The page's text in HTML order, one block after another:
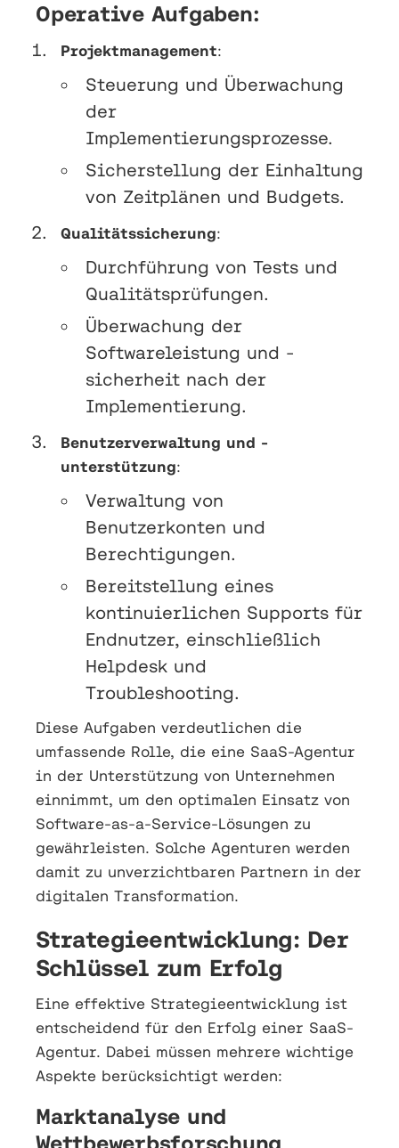
Operative Aufgaben:
Projektmanagement:
Steuerung und Überwachung
der
Implementierungsprozesse.
Sicherstellung der Einhaltung
von Zeitplänen und Budgets.
Qualitätssicherung:
Durchführung von Tests und
Qualitätsprüfungen.
Überwachung der
Softwareleistung und -
sicherheit nach der
Implementierung.
Benutzerverwaltung und -
unterstützung:
Verwaltung von
Benutzerkonten und
Berechtigungen.
Bereitstellung eines
kontinuierlichen Supports für
Endnutzer, einschließlich
Helpdesk und
Troubleshooting.
Diese Aufgaben verdeutlichen die
umfassende Rolle, die eine SaaS-Agentur
in der Unterstützung von Unternehmen
einnimmt, um den optimalen Einsatz von
Software-as-a-Service-Lösungen zu
gewährleisten. Solche Agenturen werden
damit zu unverzichtbaren Partnern in der
digitalen Transformation.
Strategieentwicklung: Der
Schlüssel zum Erfolg
Eine effektive Strategieentwicklung ist
entscheidend für den Erfolg einer SaaS-
Agentur. Dabei müssen mehrere wichtige
Aspekte berücksichtigt werden:
Marktanalyse und
Wettbewerbsforschung